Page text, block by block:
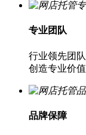
专业团队
行业领先团队
创造专业价值
品牌保障